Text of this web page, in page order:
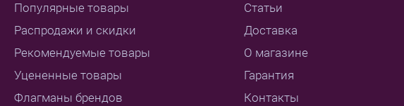
Популярные товары
Распродажи и скидки
Рекомендуемые товары
Уцененные товары
Флагманы брендов
Статьи
Доставка
О магазине
Гарантия
Контакты